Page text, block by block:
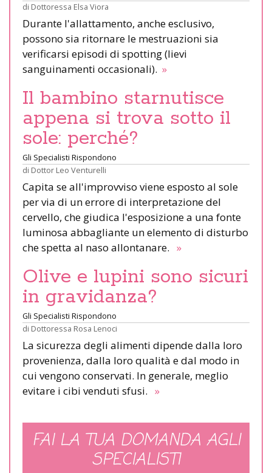
di Dottoressa Elsa Viora
Durante l'allattamento, anche esclusivo,
possono sia ritornare le mestruazioni sia
verificarsi episodi di spotting (lievi
sanguinamenti occasionali). »
Il bambino starnutisce
appena si trova sotto il
sole: perché?
Gli Specialisti Rispondono
di Dottor Leo Venturelli
Capita se all'improvviso viene esposto al sole
per via di un errore di interpretazione del
cervello, che giudica l'esposizione a una fonte
luminosa abbagliante un elemento di disturbo
che spetta al naso allontanare. »
Olive e lupini sono sicuri
in gravidanza?
Gli Specialisti Rispondono
di Dottoressa Rosa Lenoci
La sicurezza degli alimenti dipende dalla loro
provenienza, dalla loro qualità e dal modo in
cui vengono conservati. In generale, meglio
evitare i cibi venduti sfusi. »
FAI LA TUA DOMANDA AGLI
SPECIALISTI